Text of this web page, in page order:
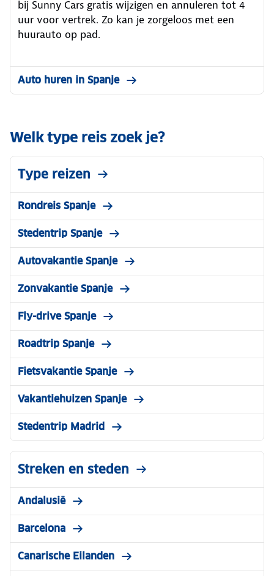
bij Sunny Cars gratis wijzigen en annuleren tot 4
uur voor vertrek. Zo kan je zorgeloos met een
huurauto op pad.
Auto huren in Spanje
Welk type reis zoek je?
Type reizen
Rondreis Spanje
Stedentrip Spanje
Autovakantie Spanje
Zonvakantie Spanje
Fly-drive Spanje
Roadtrip Spanje
Fietsvakantie Spanje
Vakantiehuizen Spanje
Stedentrip Madrid
Streken en steden
Andalusië
Barcelona
Canarische Eilanden